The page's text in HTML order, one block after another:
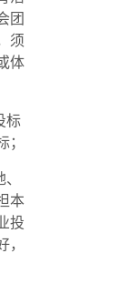
团
须
体
标
；
本
投
，